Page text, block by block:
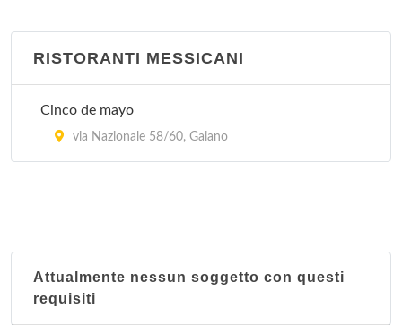
RISTORANTI MESSICANI
Cinco de mayo
via Nazionale 58/60, Gaiano
Attualmente nessun soggetto con questi
requisiti